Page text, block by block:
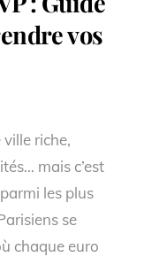
vos
ville riche,
mais c’est
les plus
se
chaque euro